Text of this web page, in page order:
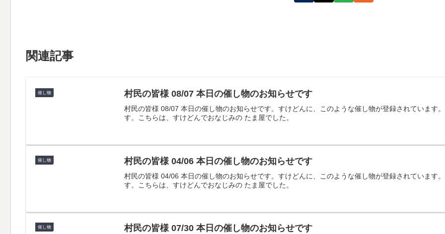
関連記事
催し物 村民の皆様 08/07 本日の催し物のお知らせです
村民の皆様 08/07 本日の催し物のお知らせです。すけどんに、このような催し物が登録されています
す。こちらは、すけどんでおなじみの たま屋でした。
催し物 村民の皆様 04/06 本日の催し物のお知らせです
村民の皆様 04/06 本日の催し物のお知らせです。すけどんに、このような催し物が登録されています
す。こちらは、すけどんでおなじみの たま屋でした。
催し物 村民の皆様 07/30 本日の催し物のお知らせです